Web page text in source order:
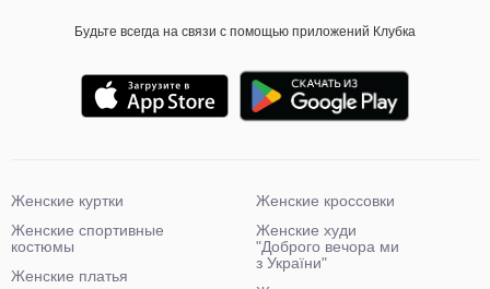
Будьте всегда на связи с помощью приложений Клубка
Женские куртки
Женские спортивные
костюмы
Женские платья
Женские кроссовки
Женские худи
"Доброго вечора ми
з України"